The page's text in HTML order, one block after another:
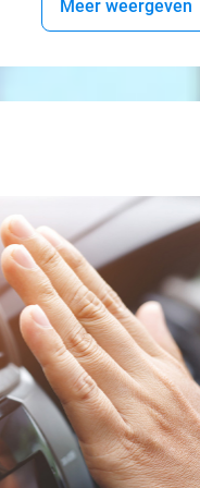
Meer weergeven